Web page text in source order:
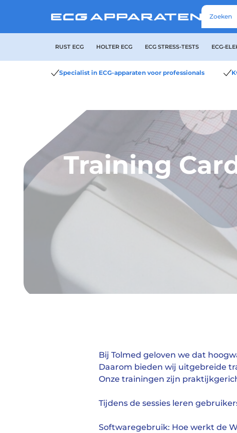
RUST ECG HOLTER ECG ECG STRESS-TESTS ECG-
Specialist in ECG-apparaten voor professionals
Training
Bij Tolmed geloven we dat
Daarom bieden wij uitgebreide
Onze trainingen zijn
Tijdens de sessies leren
Softwaregebruik: Hoe werkt de